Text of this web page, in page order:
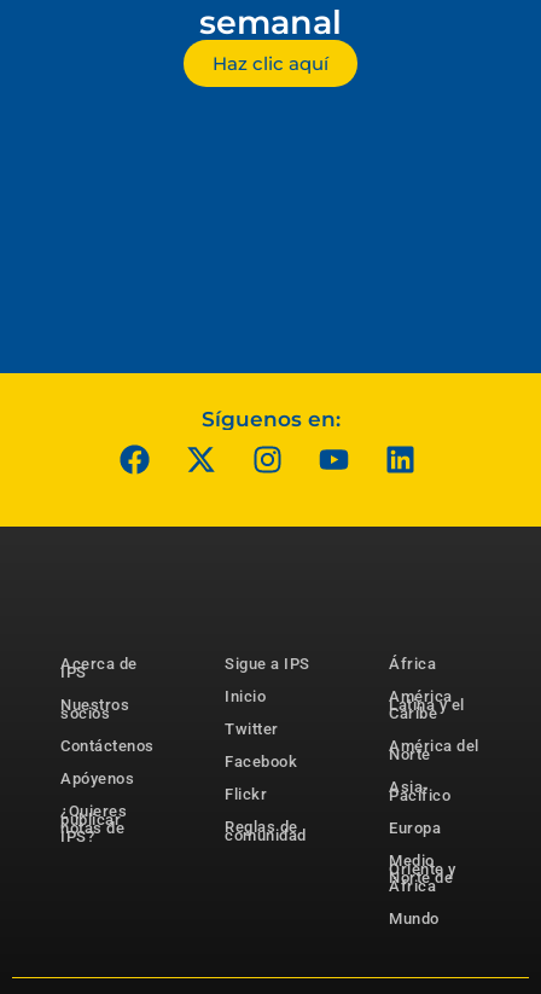
semanal
Haz clic aquí
Síguenos en:
Acerca de
IPS
Nuestros
socios
Contáctenos
Apóyenos
¿Quieres
publicar
notas de
IPS?
Sigue a IPS
Inicio
Twitter
Facebook
Flickr
Reglas de
comunidad
África
América
Latina y el
Caribe
América del
Norte
Asia-
Pacífico
Europa
Medio
Oriente y
Norte de
África
Mundo